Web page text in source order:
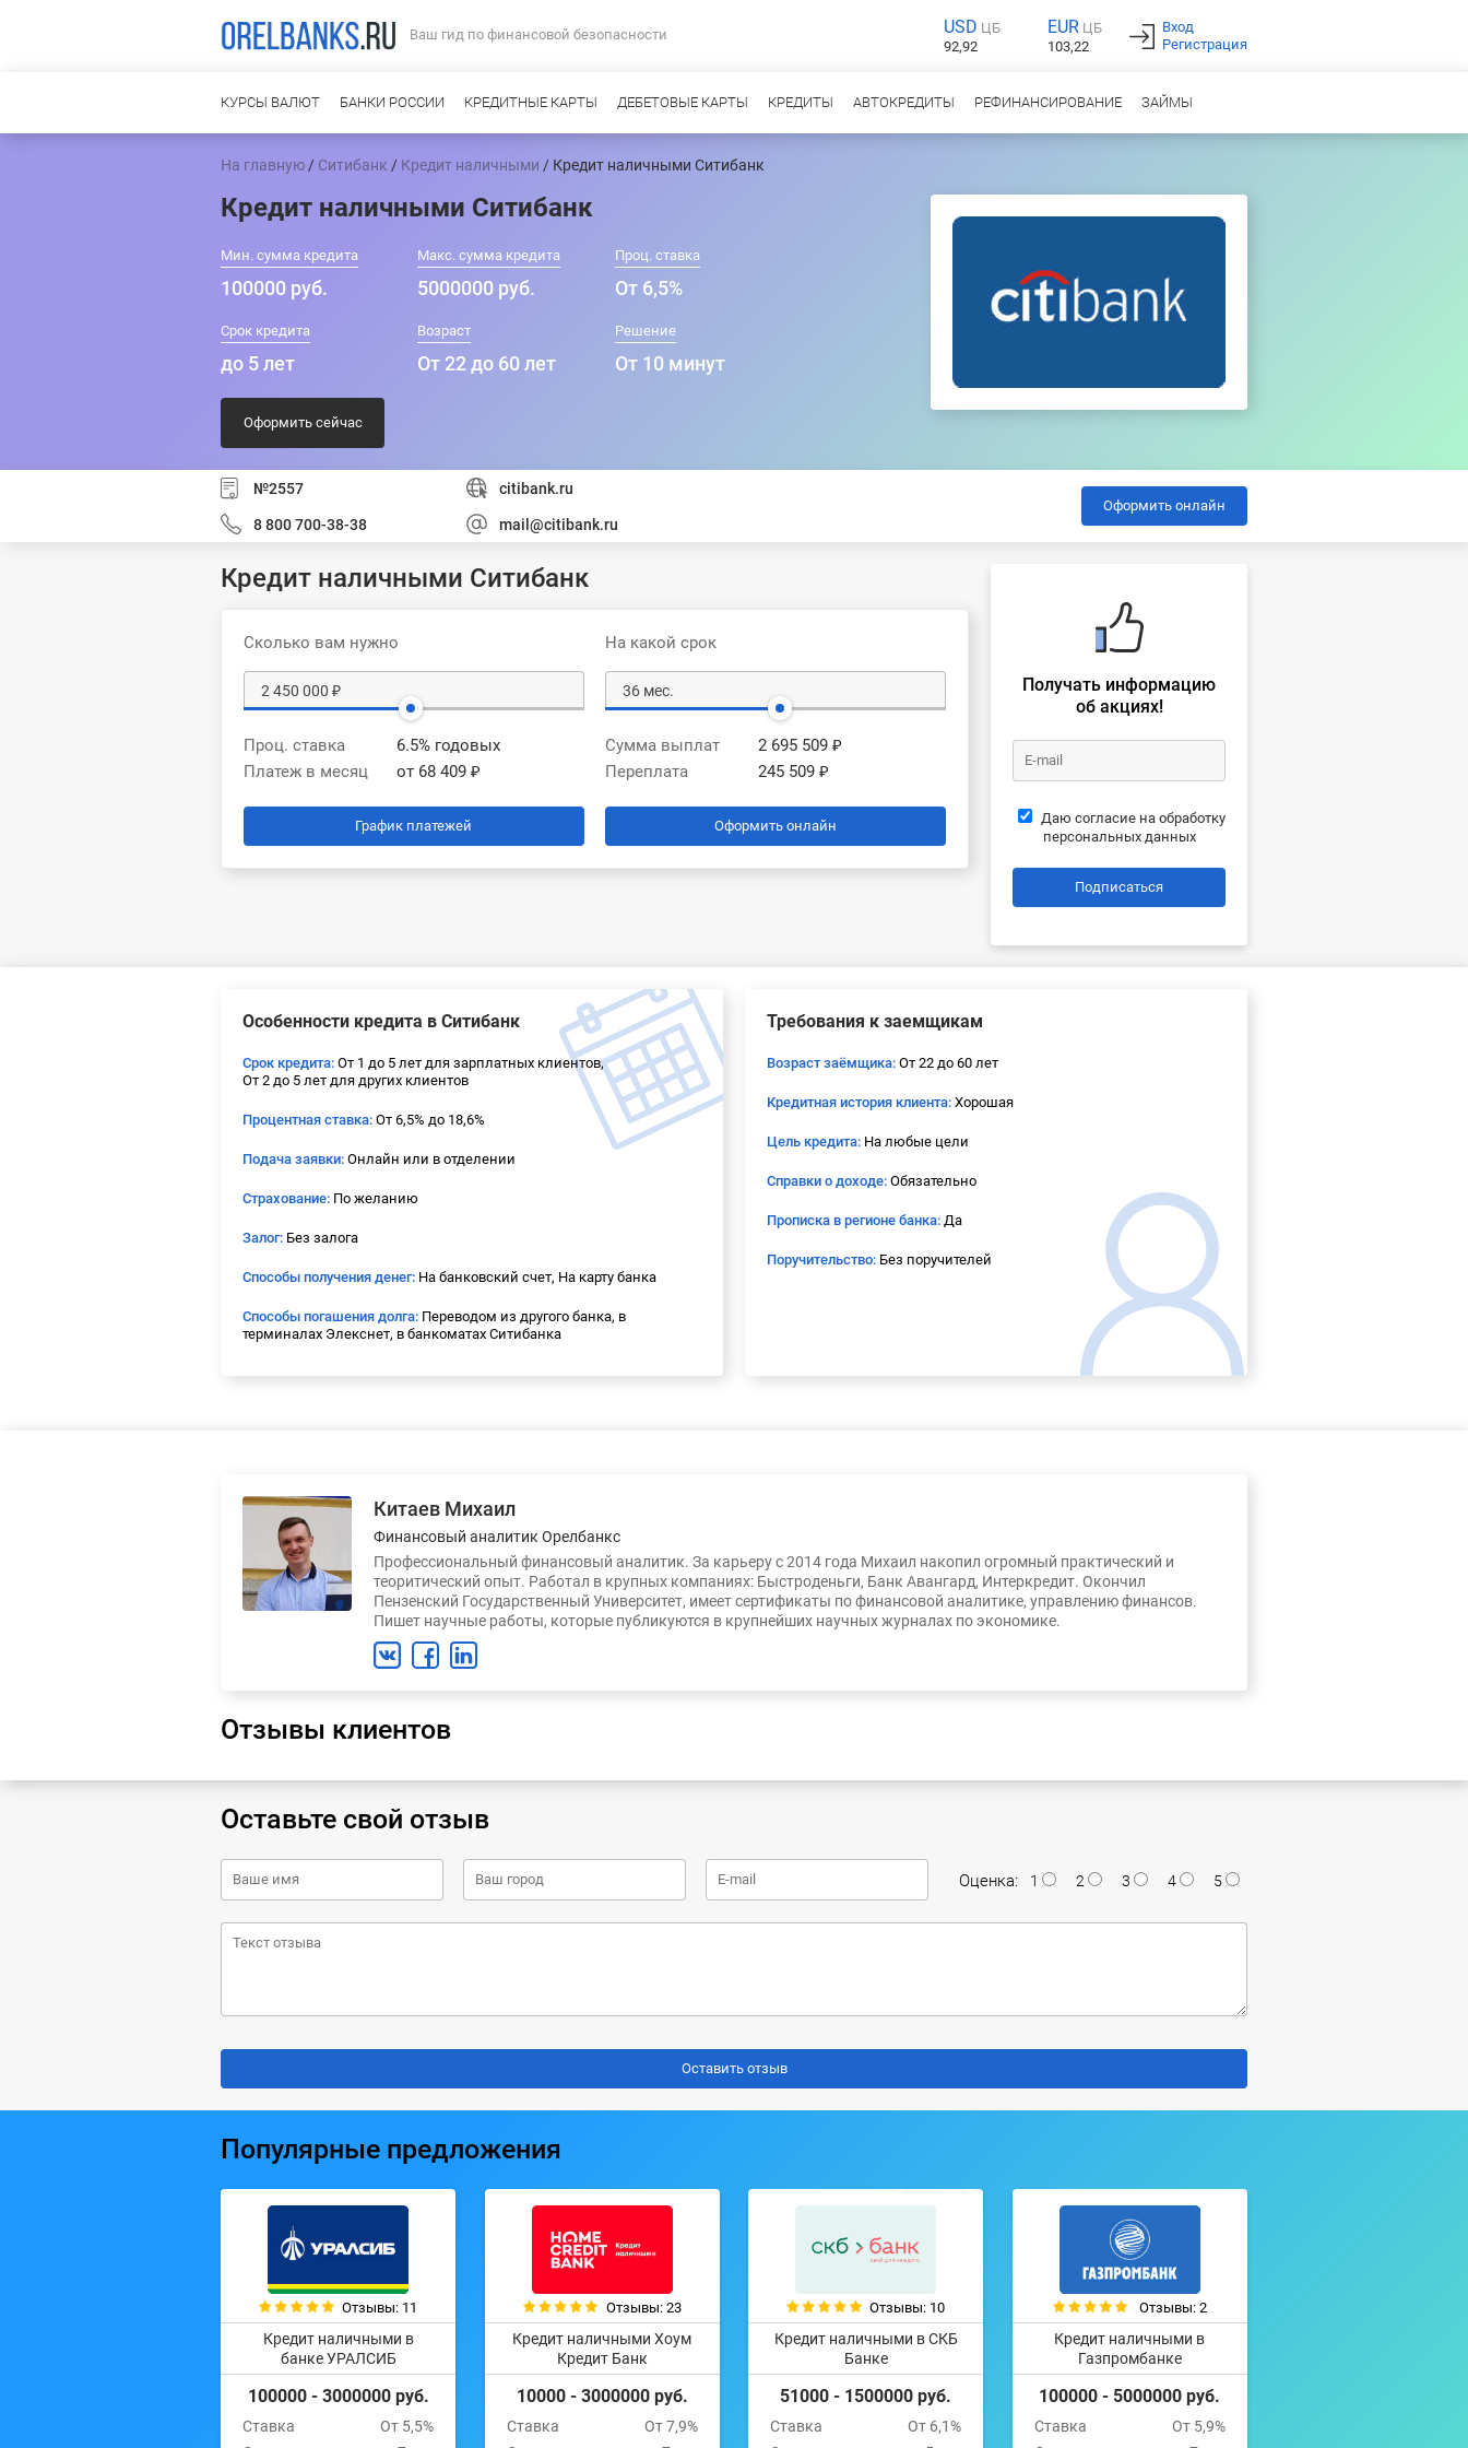
Ваш гид по финансовой безопасности USD ЦБ
92,92
EUR ЦБ
103,22
Вход
Регистрация
КУРСЫ ВАЛЮТ БАНКИ РОССИИ КРЕДИТНЫЕ КАРТЫ ДЕБЕТОВЫЕ КАРТЫ КРЕДИТЫ АВТОКРЕДИТЫ РЕФИНАНСИРОВАНИЕ ЗАЙМЫ
На главную / Ситибанк / Кредит наличными / Кредит наличными Ситибанк
Кредит наличными Ситибанк
Мин. сумма кредита
100000 руб.
Макс. сумма кредита
5000000 руб.
Проц. ставка
От 6,5%
Срок кредита
до 5 лет
Возраст
От 22 до 60 лет
Решение
От 10 минут
Оформить сейчас
№2557 citibank.ru
8 800 700-38-38 mail@citibank.ru
Оформить онлайн
Кредит наличными Ситибанк
Сколько вам нужно На какой срок
Проц. ставка
6.5% годовых
Платеж в месяц
от 68 409 ₽
Сумма выплат
2 695 509 ₽
Переплата
245 509 ₽
График платежей Оформить онлайн
Получать информацию
об акциях!
Даю согласие на обработку
персональных данных
Подписаться
Особенности кредита в Ситибанк
Срок кредита: От 1 до 5 лет для зарплатных клиентов,
От 2 до 5 лет для других клиентов
Процентная ставка: От 6,5% до 18,6%
Подача заявки: Онлайн или в отделении
Страхование: По желанию
Залог: Без залога
Способы получения денег: На банковский счет, На карту банка
Способы погашения долга: Переводом из другого банка, в
терминалах Элекснет, в банкоматах Ситибанка
Требования к заемщикам
Возраст заёмщика: От 22 до 60 лет
Кредитная история клиента: Хорошая
Цель кредита: На любые цели
Справки о доходе: Обязательно
Прописка в регионе банка: Да
Поручительство: Без поручителей
Китаев Михаил
Финансовый аналитик Орелбанкс
Профессиональный финансовый аналитик. За карьеру с 2014 года Михаил накопил огромный практический и
теоритический опыт. Работал в крупных компаниях: Быстроденьги, Банк Авангард, Интеркредит. Окончил
Пензенский Государственный Университет, имеет сертификаты по финансовой аналитике, управлению финансов.
Пишет научные работы, которые публикуются в крупнейших научных журналах по экономике.
Отзывы клиентов
Оставьте свой отзыв
Оценка: 1 2 3 4 5
Популярные предложения
Отзывы: 11
Кредит наличными в
банке УРАЛСИБ
100000 - 3000000 руб.
Ставка
От 5,5%
Отзывы: 23
Кредит наличными Хоум
Кредит Банк
10000 - 3000000 руб.
Ставка
От 7,9%
Отзывы: 10
Кредит наличными в СКБ
Банке
51000 - 1500000 руб.
Ставка
От 6,1%
Отзывы: 2
Кредит наличными в
Газпромбанке
100000 - 5000000 руб.
Ставка
От 5,9%